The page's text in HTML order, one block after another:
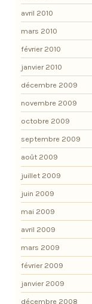
avril 2010
mars 2010
février 2010
janvier 2010
décembre 2009
novembre 2009
octobre 2009
septembre 2009
août 2009
juillet 2009
juin 2009
mai 2009
avril 2009
mars 2009
février 2009
janvier 2009
décembre 2008